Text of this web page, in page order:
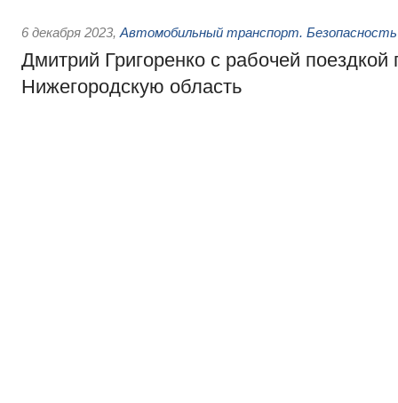
6 декабря 2023, Автомобильный транспорт. Безопасность
Дмитрий Григоренко с рабочей поездкой
Нижегородскую область